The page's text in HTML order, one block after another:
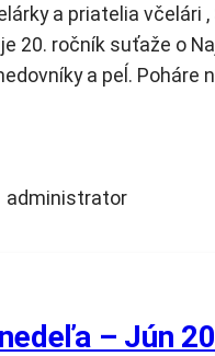
a priatelia včelári ,
20. ročník suťaže o
a peĺ. Poháre
administrator
– Jún